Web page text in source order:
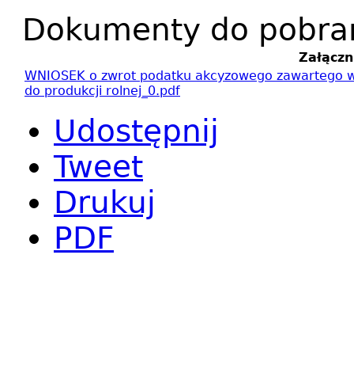
Dokumenty do
WNIOSEK o zwrot podatku akcyzowego
do produkcji rolnej_0.pdf
Udostępnij
Tweet
Drukuj
PDF